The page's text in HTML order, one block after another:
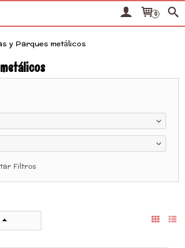
0
y Parques metálicos
Filtros